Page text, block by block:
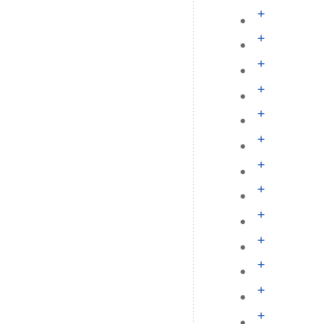
+
+
+
+
+
+
+
+
+
+
+
+
+